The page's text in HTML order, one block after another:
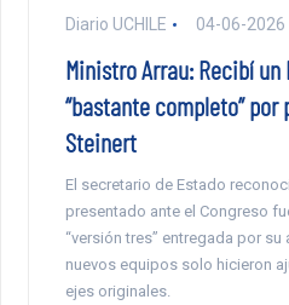
Diario UCHILE 04-06-2026
Ministro Arrau: Recibí un
“bastante completo”
Steinert
El secretario de Estado
presentado ante el Congreso
“versión tres” entregada por
nuevos equipos solo hicieron
ejes originales.